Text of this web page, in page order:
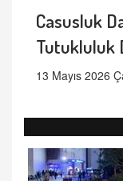
Casusluk
Tutukluluk
13 Mayıs 2026